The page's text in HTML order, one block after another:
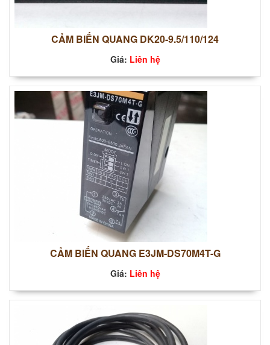
CẢM BIẾN QUANG DK20-9.5/110/124
Giá: Liên hệ
CẢM BIẾN QUANG E3JM-DS70M4T-G
Giá: Liên hệ